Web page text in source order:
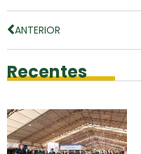
ANTERIOR
Recentes